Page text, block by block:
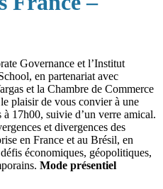
Governance et l’Institut
en partenariat avec
et la Chambre de Commerce
plaisir de vous convier à une
17h00, suivie d’un verre amical.
et divergences des
en France et au Brésil, en
économiques, géopolitiques,
Mode présentiel